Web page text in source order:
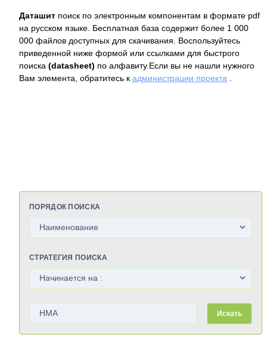
Даташит поиск по электронным компонентам в формате pdf
на русском языке. Бесплатная база содержит более 1 000
000 файлов доступных для скачивания. Воспользуйтесь
приведенной ниже формой или ссылками для быстрого
поиска (datasheet) по алфавиту.Если вы не нашли нужного
Вам элемента, обратитесь к администрации проекта
ПОРЯДОК ПОИСКА
СТРАТЕГИЯ ПОИСКА
Искать